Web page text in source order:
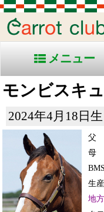
メニュー
モンビスキュイ
2024年4月18日生 牝
父 *マ
マス
BMS ダイ
生産
田中
平地 2歳
RACE ENTRY &